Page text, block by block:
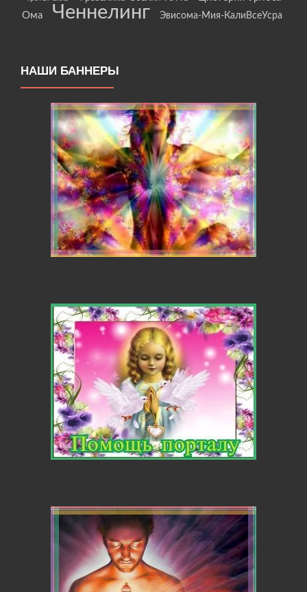
Ома
Ченнелинг Эвисома-Мия-КалиВсеУсра
НАШИ БАННЕРЫ